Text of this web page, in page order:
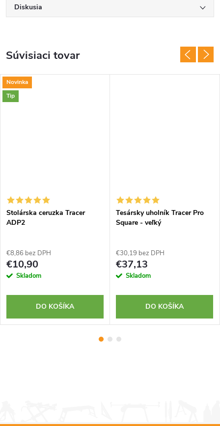
Diskusia
Súvisiaci tovar
Novinka
Tip
Stolárska ceruzka Tracer
ADP2
€8,86 bez DPH
€10,90
Skladom
DO KOŠÍKA
Tesársky uholník Tracer Pro
Square - veľký
€30,19 bez DPH
€37,13
Skladom
DO KOŠÍKA